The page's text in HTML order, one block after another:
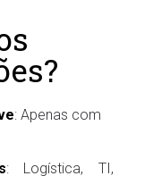
: Apenas com
: Logística, TI,